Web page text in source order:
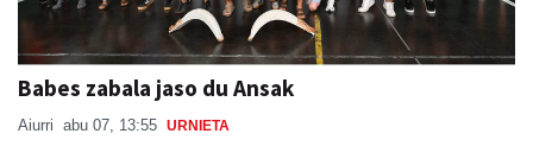
Babes zabala jaso du Ansak
Aiurri abu 07, 13:55 URNIETA